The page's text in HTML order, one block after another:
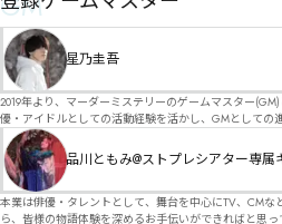
星乃圭吾
2019年より、マーダーミステリーのゲームマスター(GM)とし
優・アイドルとしての活動経験を活かし、GMとしての
ら、お客様に物語の世界へ入り込んでいただくような演出
身でも作品制作を行っているので、作家さんが作品に
品の魅力をお客様に届けられるような公演を心がけています。 参加してくださる皆様
ディングを迎えるのか、どんな物語が生まれるのかを
に大好きです！ 対応可能作品は、オフライン（対面）作品のみとなります。 得意分野をひとつ挙げ
るなら恋愛もの（恋愛要素を含むシナリオ）ですが、
品川ともみ@ストプレシアター専属
本業は俳優・タレントとして、舞台を中心にTV、CMなどに出演してい
ら、皆様の物語体験を深めるお手伝いができればと思っています。 https://x.com/